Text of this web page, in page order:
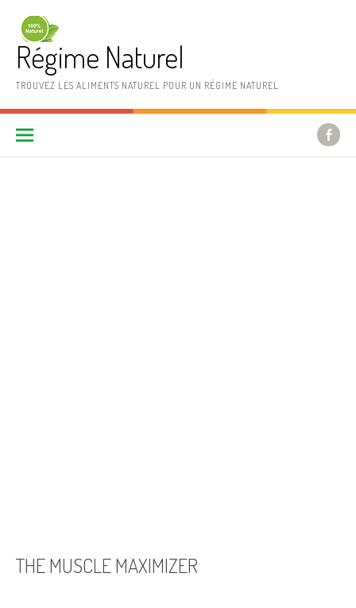
Régime Naturel
TROUVEZ LES ALIMENTS NATUREL POUR UN RÉGIME NATUREL
THE MUSCLE MAXIMIZER